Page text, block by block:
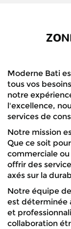
Moderne Bati
tous vos
notre
l'excellence,
services de
Notre mission
Que ce soit
commerciale
offrir des
axés sur la
Notre équipe
est déterminée
et
collaboration